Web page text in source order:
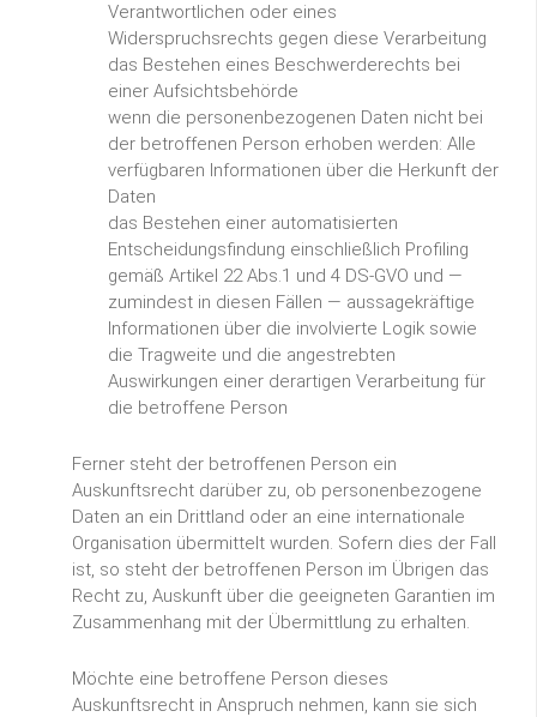
Verantwortlichen oder eines
Widerspruchsrechts gegen diese Verarbeitung
das Bestehen eines Beschwerderechts bei
einer Aufsichtsbehörde
wenn die personenbezogenen Daten nicht bei
der betroffenen Person erhoben werden: Alle
verfügbaren Informationen über die Herkunft der
Daten
das Bestehen einer automatisierten
Entscheidungsfindung einschließlich Profiling
gemäß Artikel 22 Abs.1 und 4 DS-GVO und —
zumindest in diesen Fällen — aussagekräftige
Informationen über die involvierte Logik sowie
die Tragweite und die angestrebten
Auswirkungen einer derartigen Verarbeitung für
die betroffene Person
Ferner steht der betroffenen Person ein
Auskunftsrecht darüber zu, ob personenbezogene
Daten an ein Drittland oder an eine internationale
Organisation übermittelt wurden. Sofern dies der Fall
ist, so steht der betroffenen Person im Übrigen das
Recht zu, Auskunft über die geeigneten Garantien im
Zusammenhang mit der Übermittlung zu erhalten.
Möchte eine betroffene Person dieses
Auskunftsrecht in Anspruch nehmen, kann sie sich